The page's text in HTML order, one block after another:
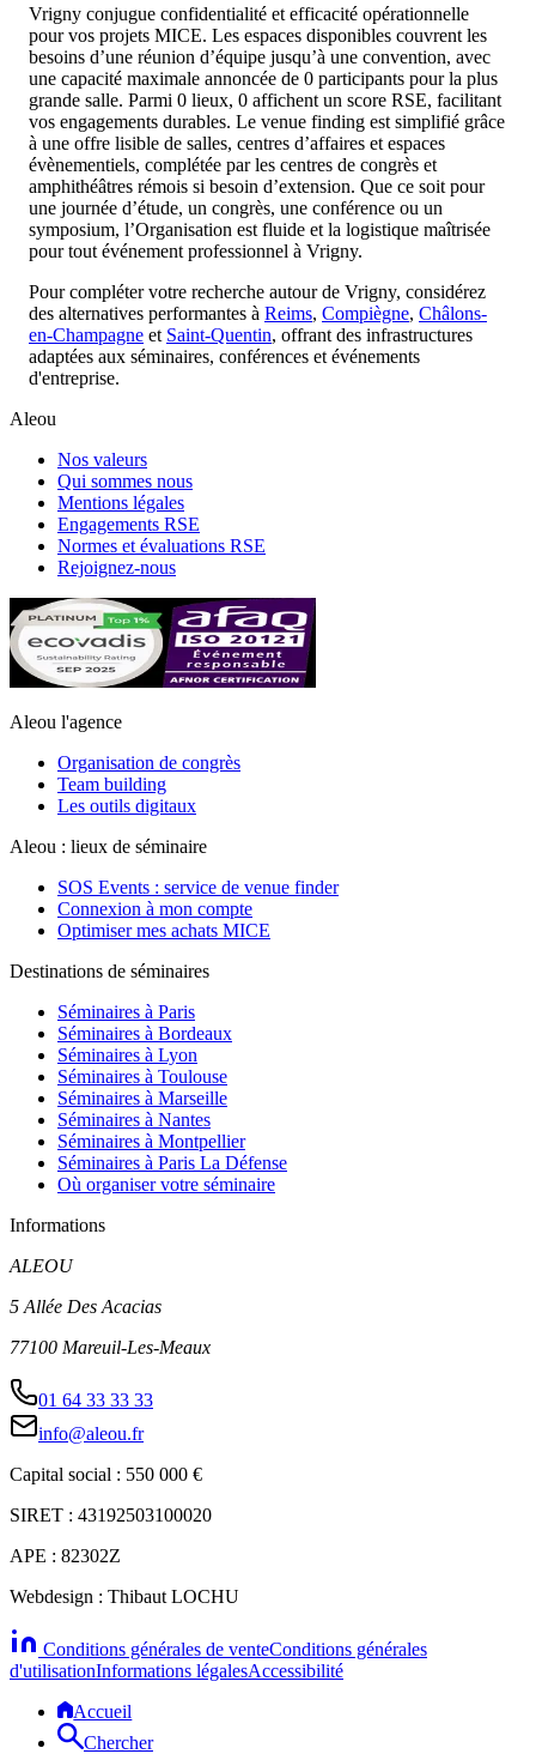
Vrigny conjugue confidentialité et efficacité opérationnelle
pour vos projets MICE. Les espaces disponibles couvrent les
besoins d’une réunion d’équipe jusqu’à une convention, avec
une capacité maximale annoncée de 0 participants pour la plus
grande salle. Parmi 0 lieux, 0 affichent un score RSE, facilitant
vos engagements durables. Le venue finding est simplifié grâce
à une offre lisible de salles, centres d’affaires et espaces
évènementiels, complétée par les centres de congrès et
amphithéâtres rémois si besoin d’extension. Que ce soit pour
une journée d’étude, un congrès, une conférence ou un
symposium, l’Organisation est fluide et la logistique maîtrisée
pour tout événement professionnel à Vrigny.
Pour compléter votre recherche autour de Vrigny, considérez
des alternatives performantes à Reims, Compiègne, Châlons-
en-Champagne et Saint-Quentin, offrant des infrastructures
adaptées aux séminaires, conférences et événements
d'entreprise.
Aleou
Nos valeurs
Qui sommes nous
Mentions légales
Engagements RSE
Normes et évaluations RSE
Rejoignez-nous
Aleou l'agence
Organisation de congrès
Team building
Les outils digitaux
Aleou : lieux de séminaire
SOS Events : service de venue finder
Connexion à mon compte
Optimiser mes achats MICE
Destinations de séminaires
Séminaires à Paris
Séminaires à Bordeaux
Séminaires à Lyon
Séminaires à Toulouse
Séminaires à Marseille
Séminaires à Nantes
Séminaires à Montpellier
Séminaires à Paris La Défense
Où organiser votre séminaire
Informations
ALEOU
5 Allée Des Acacias
77100 Mareuil-Les-Meaux
01 64 33 33 33
info@aleou.fr
Capital social : 550 000 €
SIRET : 43192503100020
APE : 82302Z
Webdesign : Thibaut LOCHU
Conditions générales de venteConditions générales
d'utilisationInformations légalesAccessibilité
Accueil
Chercher